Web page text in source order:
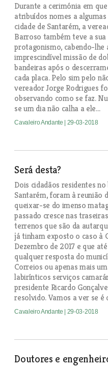
Durante a cerimónia em
atribuídos nomes a
cidade de Santarém, a
Barroso também teve a
protagonismo, cabendo-lhe
imprescindível missão de
bandeiras após o
cada placa. Pelo sim pelo
vereador Jorge Rodrigues
observando como se faz.
se um dia não calha a ele...
Cavaleiro Andante | 29-03-2018
Será desta?
Dois cidadãos residentes
Santarém, foram à reunião
queixar-se do imenso
passado cresce nas
terrenos que são da
já tinham exposto o caso à
Dezembro de 2017 e que
qualquer resposta do
Correios ou apenas mais
labirínticos serviços
presidente Ricardo
resolvido. Vamos a ver se é
Cavaleiro Andante | 29-03-2018
Doutores e